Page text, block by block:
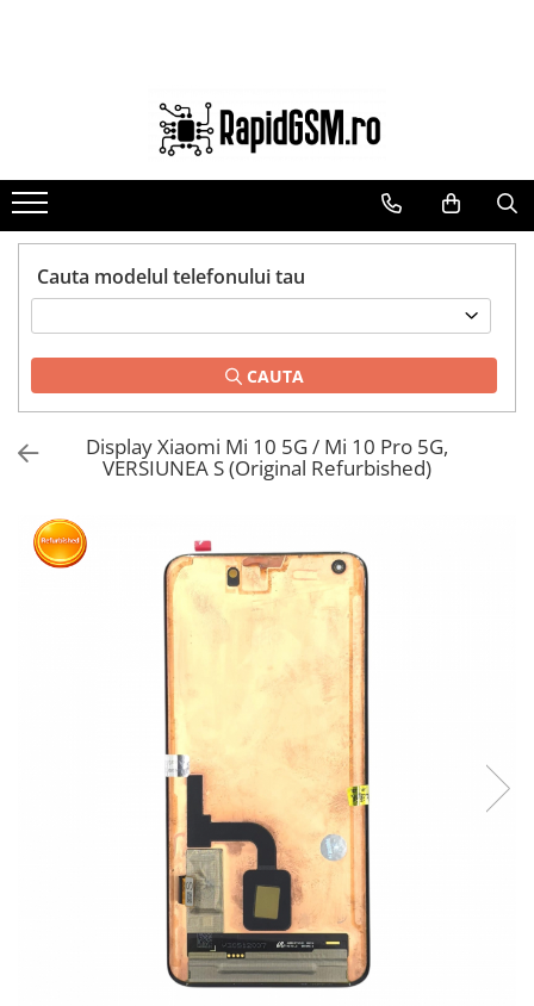
seria J
seria M
seria N(note)
seria S
Ecrane iPhone
Ecrane Huawei / Honor
Ecrane Xiaomi / Redmi
Ecrane Nokia
Ecrane Oppo / Realme
Folie protectie STICLA
Cauta modelul telefonului tau
CAUTA
Display Xiaomi Mi 10 5G / Mi 10 Pro 5G,
VERSIUNEA S (Original Refurbished)